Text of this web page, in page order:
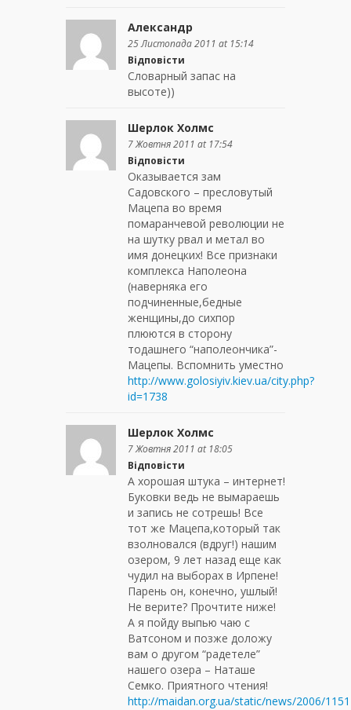
Александр
25 Листопада 2011 at 15:14
Відповісти
Словарный запас на
высоте))
Шерлок Холмс
7 Жовтня 2011 at 17:54
Відповісти
Оказывается зам
Садовского – пресловутый
Мацепа во время
помаранчевой революции не
на шутку рвал и метал во
имя донецких! Все признаки
комплекса Наполеона
(наверняка его
подчиненные,бедные
женщины,до сихпор
плюются в сторону
тодашнего “наполеончика”-
Мацепы. Вспомнить уместно
http://www.golosiyiv.kiev.ua/city.php?
id=1738
Шерлок Холмс
7 Жовтня 2011 at 18:05
Відповісти
А хорошая штука – интернет!
Буковки ведь не вымараешь
и запись не сотрешь! Все
тот же Мацепа,который так
взолновался (вдруг!) нашим
озером, 9 лет назад еще как
чудил на выборах в Ирпене!
Парень он, конечно, ушлый!
Не верите? Прочтите ниже!
А я пойду выпью чаю с
Ватсоном и позже доложу
вам о другом “радетеле”
нашего озера – Наташе
Семко. Приятного чтения!
http://maidan.org.ua/static/news/2006/